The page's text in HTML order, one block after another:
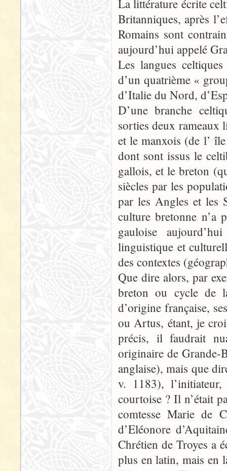
La littérature écrite
Britanniques, après
Romains sont
aujourd’hui appelé
Les langues
d’un quatrième «
d’Italie du Nord,
D’une branche
sorties deux rameaux
et le manxois (de l’
dont sont issus le
gallois, et le breton
siècles par les
par les Angles et les
culture bretonne n’a
gauloise
linguistique et
des contextes
Que dire alors, par
breton ou cycle de
d’origine française,
ou Artus, étant, je
précis, il faudrait
originaire de Grande-
anglaise), mais que
v. 1183),
courtoise ? Il n’était
comtesse Marie de
d’Eléonore
Chrétien de Troyes a
plus en latin, mais en